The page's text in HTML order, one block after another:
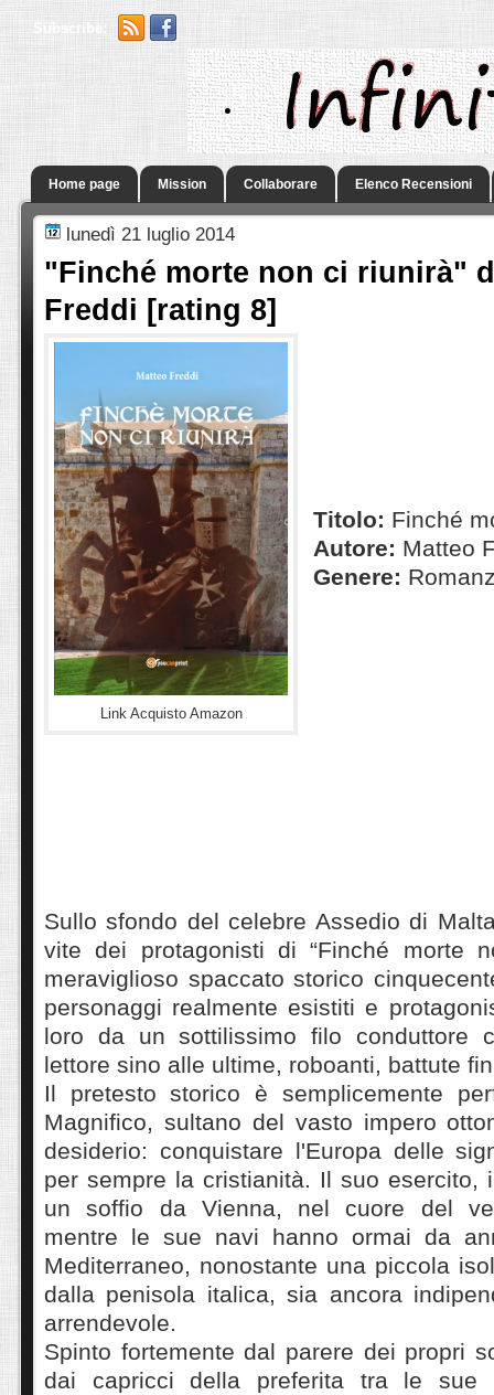
Subscribe:
.
Home page Mission Collaborare Elenco Recensioni
lunedì 21 luglio 2014
"Finché morte non ci riunirà"
Freddi [rating 8]
Link Acquisto Amazon
Titolo: Finché
Autore: Matteo
Genere:
Sullo sfondo del celebre Assedio di
vite dei protagonisti di “Finché morte
meraviglioso spaccato storico
personaggi realmente esistiti e
loro da un sottilissimo filo conduttore
lettore sino alle ultime, roboanti, battute
Il pretesto storico è semplicemente
Magnifico, sultano del vasto impero
desiderio: conquistare l'Europa delle
per sempre la cristianità. Il suo esercito,
un soffio da Vienna, nel cuore del
mentre le sue navi hanno ormai da
Mediterraneo, nonostante una piccola
dalla penisola italica, sia ancora
arrendevole.
Spinto fortemente dal parere dei propri
dai capricci della preferita tra le sue